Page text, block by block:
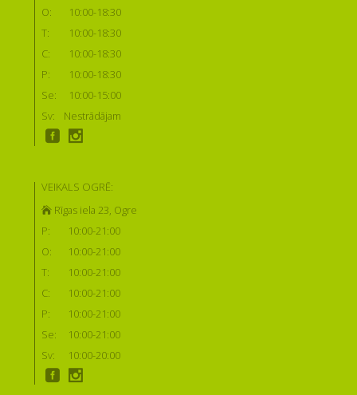
O:
10:00-18:30
T:
10:00-18:30
C:
10:00-18:30
P:
10:00-18:30
Se:
10:00-15:00
Sv:
Nestrādājam
VEIKALS OGRĒ:
Rīgas iela 23, Ogre
P:
10:00-21:00
O:
10:00-21:00
T:
10:00-21:00
C:
10:00-21:00
P:
10:00-21:00
Se:
10:00-21:00
Sv:
10:00-20:00